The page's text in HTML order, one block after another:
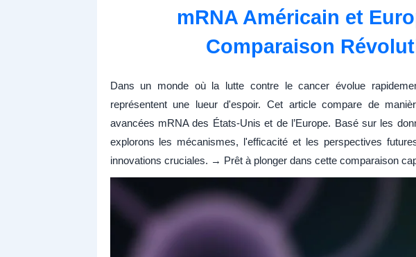
mRNA Américain et
Comparaison
Dans un monde où la lutte contre le cancer évolue
représentent une lueur d'espoir. Cet article compare de
avancées mRNA des États-Unis et de l’Europe. Basé sur les
explorons les mécanismes, l'efficacité et les perspectives
innovations cruciales. → Prêt à plonger dans cette comparaison